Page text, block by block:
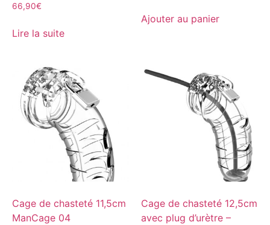
66,90€
Lire la suite
Ajouter au panier
Cage de chasteté 11,5cm
ManCage 04
Cage de chasteté 12,5cm
avec plug d’urètre –